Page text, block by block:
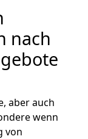
nach
aber auch
wenn
von